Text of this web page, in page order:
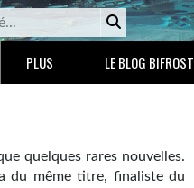
PLUS LE BLOG BIFROST
quelques rares nouvelles.
du même titre, finaliste du